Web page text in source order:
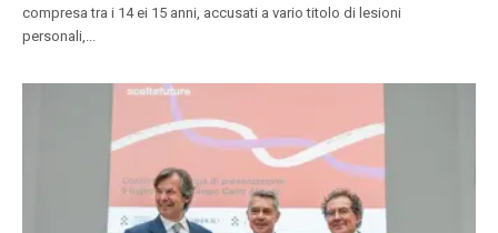
compresa tra i 14 ei 15 anni, accusati a vario titolo di lesioni
personali,...